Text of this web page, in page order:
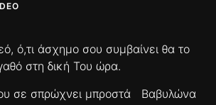
ό,τι άσχημο σου συμβαίνει θα το
στη δική Του ώρα.
σε σπρώχνει μπροστά
Βαβυλώνα